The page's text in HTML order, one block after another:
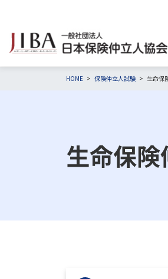
HOME 保険仲立人試験 生命保
生命保